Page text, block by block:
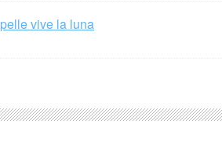
vive la luna